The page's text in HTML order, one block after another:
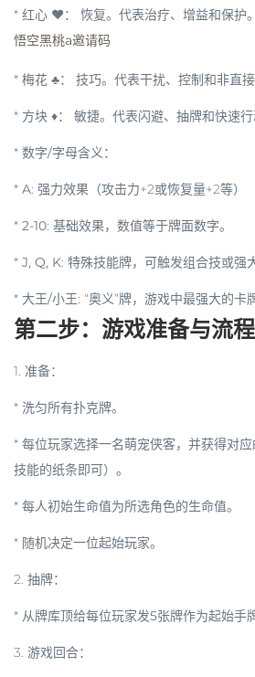
* 红心 ❤️： 恢复。代表治疗、增益和保护。
悟空黑桃a邀请码
* 梅花 ♣️： 技巧。代表干扰、控制和非直接
* 方块 ♦️： 敏捷。代表闪避、抽牌和快速行
* 数字/字母含义：
* A: 强力效果（攻击力+2或恢复量+2等）
* 2-10: 基础效果，数值等于牌面数字。
* J, Q, K: 特殊技能牌，可触发组合技或强
* 大王/小王: “奥义”牌，游戏中最强大的卡
第二步：游戏准备与流程
1. 准备：
* 洗匀所有扑克牌。
* 每位玩家选择一名萌宠侠客，并获得对
技能的纸条即可）。
* 每人初始生命值为所选角色的生命值。
* 随机决定一位起始玩家。
2. 抽牌：
* 从牌库顶给每位玩家发5张牌作为起始手
3. 游戏回合：